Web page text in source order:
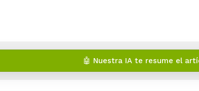
🤖 Nuestra IA te resume el